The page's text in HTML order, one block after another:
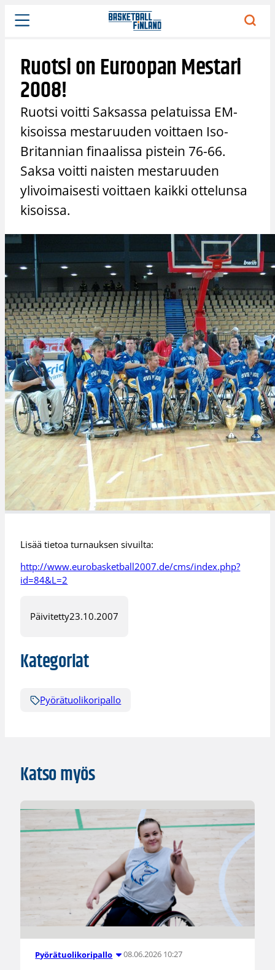
Siirry
sisältöön
Ruotsi on Euroopan Mestari
2008!
Ruotsi voitti Saksassa pelatuissa EM-
kisoissa mestaruuden voittaen Iso-
Britannian finaalissa pistein 76-66.
Saksa voitti naisten mestaruuden
ylivoimaisesti voittaen kaikki ottelunsa
kisoissa.
Lisää tietoa turnauksen sivuilta:
http://www.eurobasketball2007.de/cms/index.php?
id=84&L=2
Päivitetty23.10.2007
Kategoriat
Pyörätuolikoripallo
Katso myös
Pyörätuolikoripallo 08.06.2026 10:27